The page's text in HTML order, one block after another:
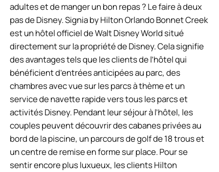
adultes et de manger un bon repas ? Le faire à deux
pas de Disney. Signia by Hilton Orlando Bonnet Creek
est un hôtel officiel de Walt Disney World situé
directement sur la propriété de Disney. Cela signifie
des avantages tels que les clients de l’hôtel qui
bénéficient d’entrées anticipées au parc, des
chambres avec vue sur les parcs à thème et un
service de navette rapide vers tous les parcs et
activités Disney. Pendant leur séjour à l’hôtel, les
couples peuvent découvrir des cabanes privées au
bord de la piscine, un parcours de golf de 18 trous et
un centre de remise en forme sur place. Pour se
sentir encore plus luxueux, les clients Hilton